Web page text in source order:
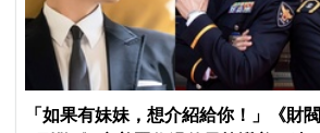
「如果有妹妹，想介紹給你！」《財閥